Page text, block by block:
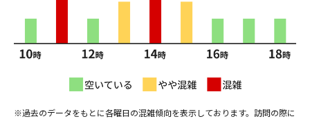
※過去のデータをもとに各曜日の混雑傾向を表示しております。訪問の際に